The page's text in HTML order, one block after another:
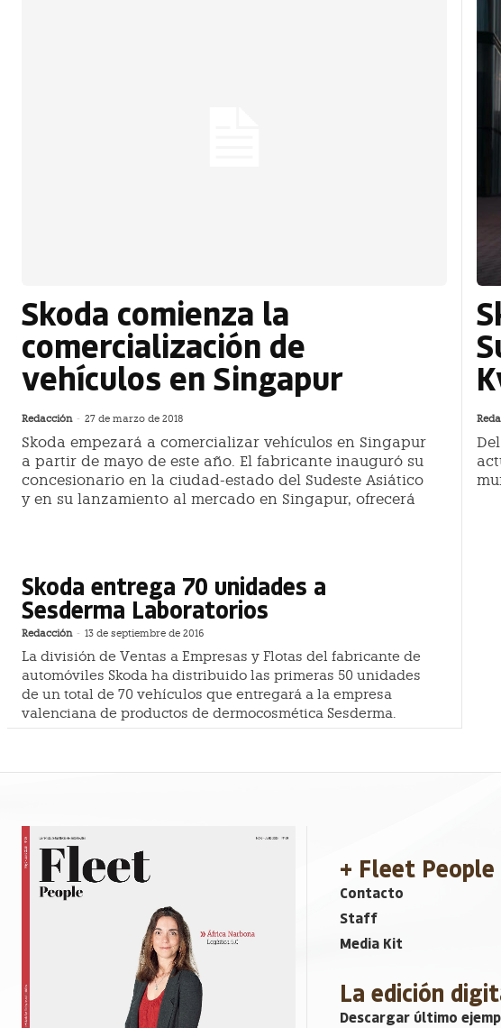
Skoda comienza la
comercialización de
vehículos en Singapur
Redacción - 27 de marzo de 2018
Skoda empezará a comercializar vehículos en Singapur
a partir de mayo de este año. El fabricante inauguró su
concesionario en la ciudad-estado del Sudeste Asiático
y en su lanzamiento al mercado en Singapur, ofrecerá
Skoda entrega 70 unidades a
Sesderma Laboratorios
Redacción - 13 de septiembre de 2016
La división de Ventas a Empresas y Flotas del fabricante de
automóviles Skoda ha distribuido las primeras 50 unidades
de un total de 70 vehículos que entregará a la empresa
valenciana de productos de dermocosmética Sesderma.
+ Fleet People
Contacto
Staff
Media Kit
La edición
Descargar último